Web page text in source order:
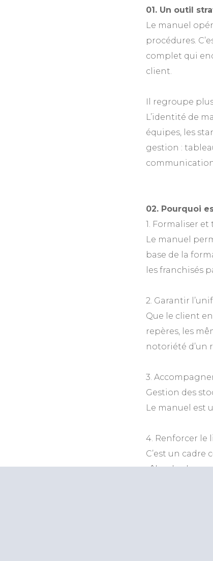
01. Un outil
Le manuel
procédures.
complet qui
client.
Il regroupe
L’identité de
équipes, les
gestion :
02. Pourquoi
1. Formaliser
Le manuel
base de la
les franchisés
2. Garantir
Que le client
repères, les
notoriété d’un
3.
Gestion des
Le manuel est
4. Renforcer le
C’est un cadre
rôles de